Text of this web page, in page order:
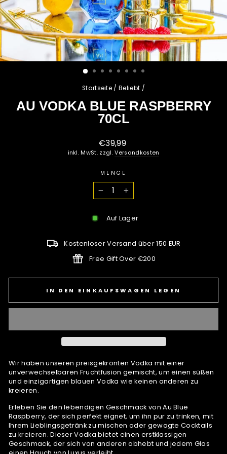
Startseite / Beliebt /
AU VODKA BLUE RASPBERRY
70CL
Normaler
Preis
€39,99
inkl. MwSt. zzgl.Versandkosten
MENGE
+
Auf Lager
Kostenloser Versand über 150 EUR
Free Gift Over €200
IN DEN EINKAUFSWAGEN LEGEN
Wir haben unseren preisgekrönten Vodka mit einer
unverwechselbaren Fruchtfusion gemischt, um einen süßen
und einzigartigen blauen Vodka wie keinen anderen zu
kreieren.
Erleben Sie den lebendigen Geschmack von Au Blue
Raspberry, der sich perfekt eignet, um ihn pur zu trinken, mit
Ihrem Lieblingsgetränk zu mischen oder gewagte Cocktails
zu kreieren. Dieser Vodka bietet einen erstklassigen
Geschmack, der sich von anderen abhebt und jedem Glas